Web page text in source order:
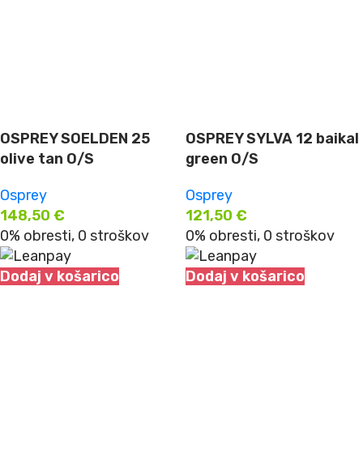
OSPREY SOELDEN 25
olive tan O/S
Osprey
148,50 €
0% obresti, 0 stroškov
Dodaj v košarico
OSPREY SYLVA 12 baikal
green O/S
Osprey
121,50 €
0% obresti, 0 stroškov
Dodaj v košarico